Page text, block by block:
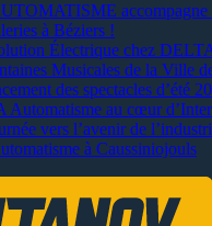
accompagne
à Béziers !
Électrique chez
Musicales de la Ville
des spectacles d’été
Automatisme au cœur
vers l’avenir de
à Caussiniojouls